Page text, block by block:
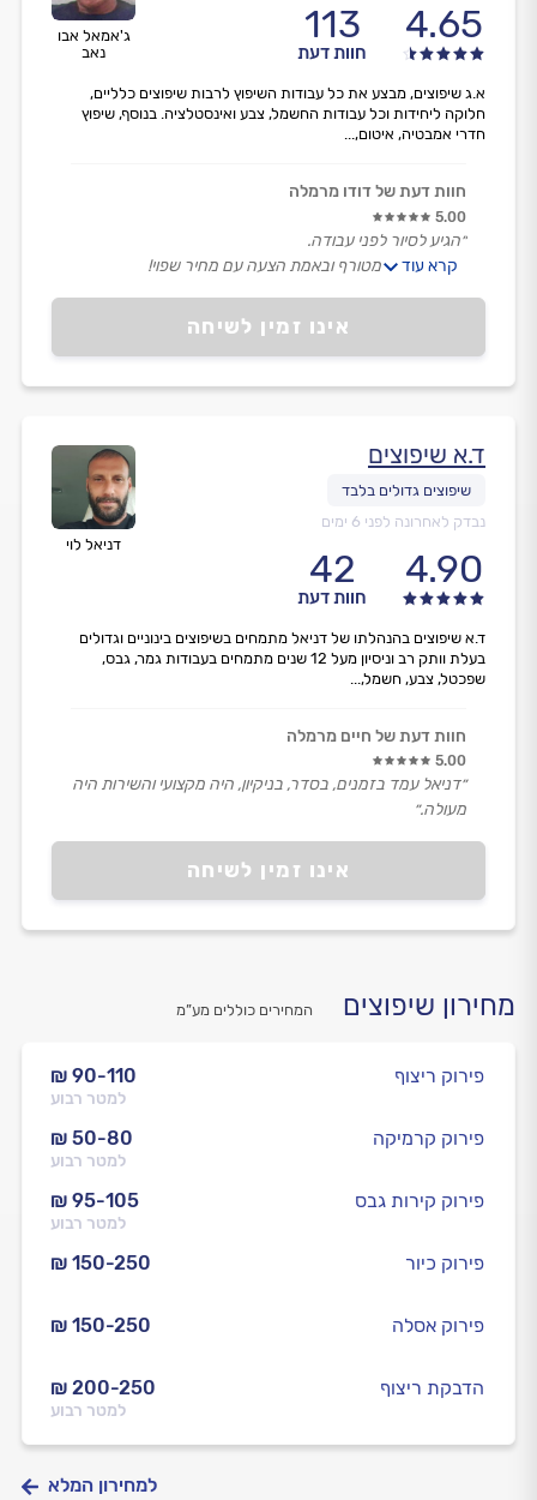
ג'אמאל אבו
נאב
4.65
113
חוות דעת
אינו זמין לשיחה
א.ג שיפוצים, מבצע את כל עבודות השיפוץ לרבות שיפוצים כלליים,
חלוקה ליחידות וכל עבודות החשמל, צבע ואינסטלציה. בנוסף, שיפוץ
חדרי אמבטיה, איטום,...
חוות דעת של דודו מרמלה
5.00
״הגיע לסיור לפני עבודה.
מוסר עבודה מטורף ובאמת הצעה עם מחיר שפוי!
קרא עוד
דניאל לוי
ד.א שיפוצים
נבדק לאחרונה לפני 6 ימים
4.90
42
חוות דעת
אינו זמין לשיחה
ד.א שיפוצים בהנהלתו של דניאל מתמחים בשיפוצים בינוניים וגדולים
בעלת וותק רב וניסיון מעל 12 שנים מתמחים בעבודות גמר, גבס,
שפכטל, צבע, חשמל,...
חוות דעת של חיים מרמלה
5.00
״דניאל עמד בזמנים, בסדר, בניקיון, היה מקצועי והשירות היה
מעולה.״
מחירון שיפוצים המחירים כוללים מע”מ
₪ 90-110
למטר רבוע
פירוק ריצוף
₪ 50-80
למטר רבוע
פירוק קרמיקה
₪ 95-105
למטר רבוע
פירוק קירות גבס
₪ 150-250 פירוק כיור
₪ 150-250 פירוק אסלה
₪ 200-250
למטר רבוע
הדבקת ריצוף
למחירון המלא